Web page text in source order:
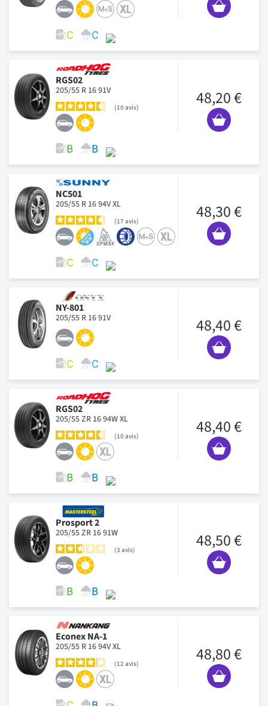
RGS02
205/55 R 16 91V
10avis 48,20 €
NC501
205/55 R 16 94V XL
17 avis 48,30 €
NY-801
205/55 R 16 91V 48,40 €
RGS02
205/55 ZR 16 94W XL
10avis 48,40 €
Prosport 2
205/55 ZR 16 91W
3 avis 48,50 €
Econex NA-1
205/55 R 16 94V XL
12 avis 48,80 €